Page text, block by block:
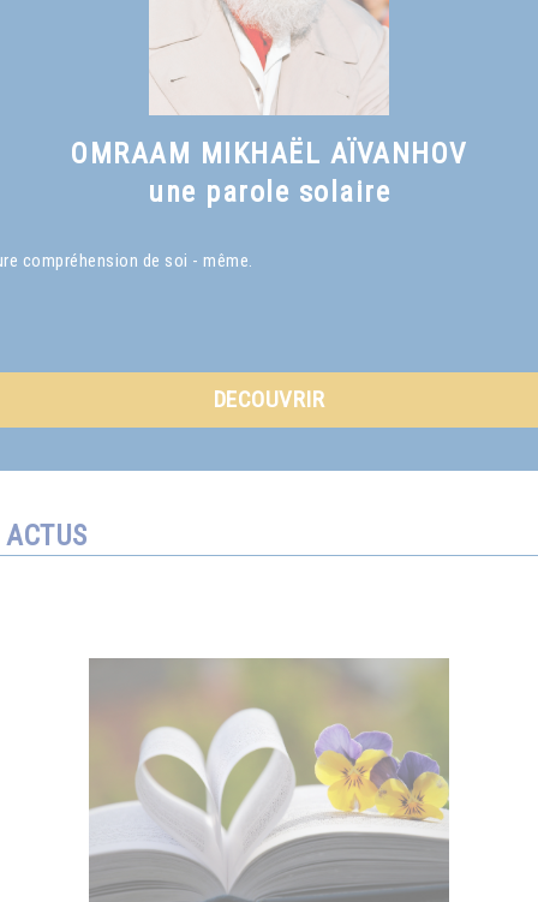
OMRAAM MIKHAËL AÏVANHOV
une parole solaire
compréhension de soi - même.
DECOUVRIR
ACTUS